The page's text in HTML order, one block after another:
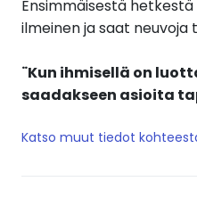
Ensimmäisestä
ilmeinen ja saat
¨Kun ihmisellä on
saadakseen asioita
Katso muut tiedot